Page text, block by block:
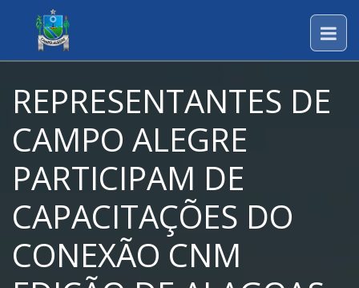
REPRESENTANTES DE
CAMPO ALEGRE
PARTICIPAM DE
CAPACITAÇÕES DO
CONEXÃO CNM